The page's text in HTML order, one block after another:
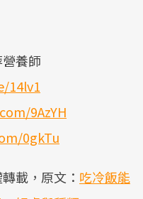
養師
14lv1
9AzYH
0gkTu
載，原文： 吃冷飯能